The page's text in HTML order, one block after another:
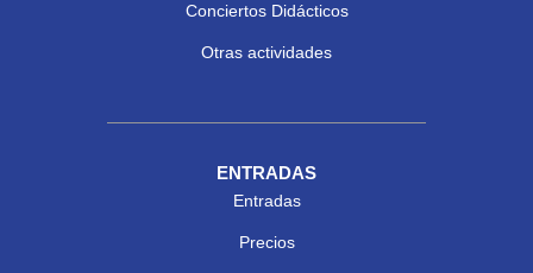
Conciertos Didácticos
Otras actividades
ENTRADAS
Entradas
Precios